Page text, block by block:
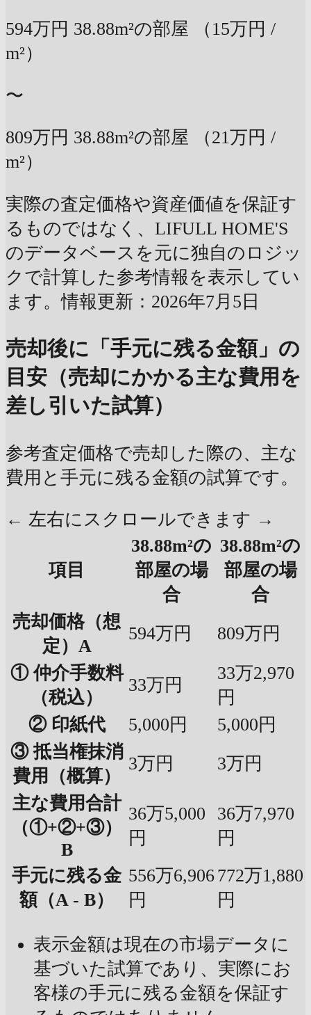
594万円 38.88m²の部屋
（15万円 /
m²）
〜
809万円 38.88m²の部屋
（21万円 /
m²）
実際の査定価格や資産価値を保証す
るものではなく、LIFULL HOME'S
のデータベースを元に独自のロジッ
クで計算した参考情報を表示してい
ます。情報更新：2026年7月5日
売却後に「手元に残る金額」の
目安（売却にかかる主な費用を
差し引いた試算）
参考査定価格で売却した際の、主な
費用と手元に残る金額の試算です。
← 左右にスクロールできます →
項目
38.88m²の
部屋の場
合
38.88m²の
部屋の場
合
売却価格（想
定）A
594万円
809万円
① 仲介手数料
（税込）
33万円
33万2,970
円
② 印紙代
5,000円
5,000円
③ 抵当権抹消
費用（概算）
3万円
3万円
主な費用合計
（①+②+③）
B
36万5,000
円
36万7,970
円
手元に残る金
額（A - B）
556万6,906
円
772万1,880
円
表示金額は現在の市場データに
基づいた試算であり、実際にお
客様の手元に残る金額を保証す